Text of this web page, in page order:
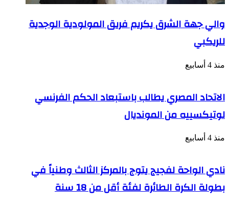
والي جهة الشرق يكريم فريق المولودية الوجدية
للريكبي
منذ 4 أسابيع
الاتحاد المصري يطالب باستبعاد الحكم الفرنسي
لوتيكسييه من المونديال
منذ 4 أسابيع
نادي الواحة لفجيج يتوج بالمركز الثالث وطنياً في
بطولة الكرة الطائرة لفئة أقل من 18 سنة